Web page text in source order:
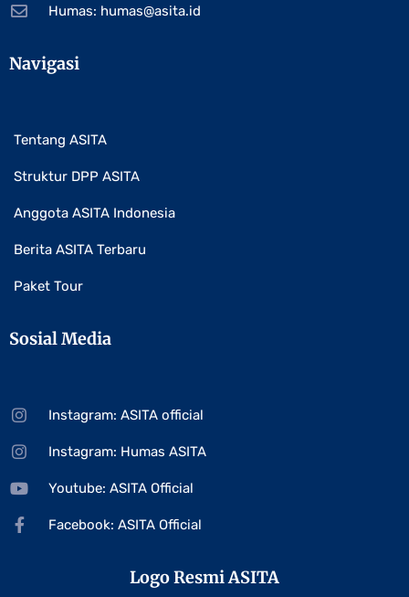
Humas: humas@asita.id
Navigasi
Tentang ASITA
Struktur DPP ASITA
Anggota ASITA Indonesia
Berita ASITA Terbaru
Paket Tour
Sosial Media
Instagram: ASITA official
Instagram: Humas ASITA
Youtube: ASITA Official
Facebook: ASITA Official
Logo Resmi ASITA